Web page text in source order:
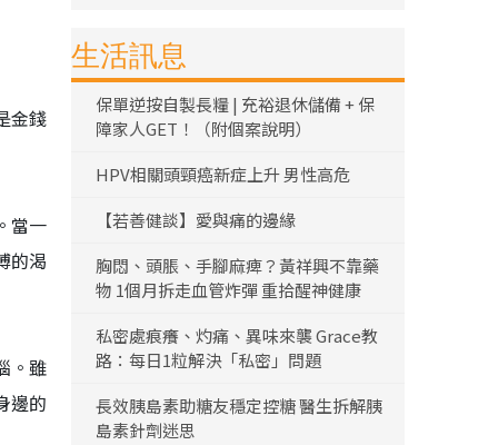
金錢
當一
的渴
。雖
邊的
生活訊息
保單逆按自製長糧 | 充裕退休儲備 + 保
障家人GET！（附個案說明）
HPV相關頭頸癌新症上升 男性高危
【若善健談】愛與痛的邊緣
胸悶、頭脹、手腳麻痺？黃祥興不靠藥
物 1個月拆走血管炸彈 重拾醒神健康
私密處痕癢、灼痛、異味來襲 Grace教
路：每日1粒解決「私密」問題
長效胰島素助糖友穩定控糖 醫生拆解胰
島素針劑迷思